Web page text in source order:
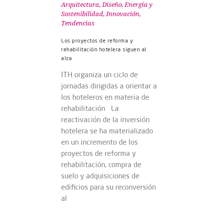
Arquitectura, Diseño, Energía y
Sostenibilidad, Innovación,
Tendencias
Los proyectos de reforma y
rehabilitación hotelera siguen al
alza
ITH organiza un ciclo de
jornadas dirigidas a orientar a
los hoteleros en materia de
rehabilitación La
reactivación de la inversión
hotelera se ha materializado
en un incremento de los
proyectos de reforma y
rehabilitación, compra de
suelo y adquisiciones de
edificios para su reconversión
al